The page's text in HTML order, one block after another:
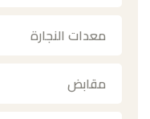
معدات النجارة
مقابض